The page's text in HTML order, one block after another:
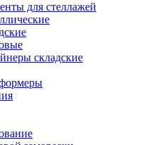
для стеллажей
складские